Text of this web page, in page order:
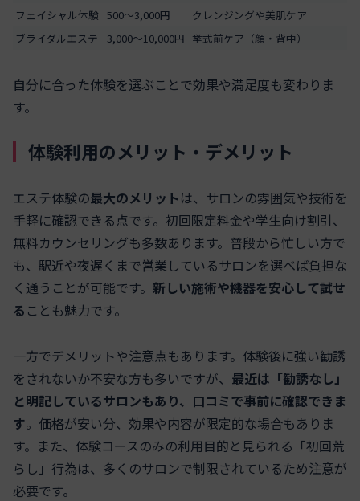
フェイシャル体験 500～3,000円
クレンジングや美肌ケア
ブライダルエステ
3,000～10,000円 挙式前ケア（顔・背中）
自分に合った体験を選ぶことで効果や満足度も変わりま
す。
体験利用のメリット・デメリット
エステ体験の最大のメリットは、サロンの雰囲気や技術を
手軽に確認できる点です。初回限定料金や学生向け割引、
無料カウンセリングも多数あります。普段から忙しい方で
も、駅近や夜遅くまで営業しているサロンを選べば負担な
く通うことが可能です。 新しい施術や機器を安心して試せ
る ことも魅力です。
一方でデメリットや注意点もあります。体験後に強い勧誘
をされないか不安な方も多いですが、 最近は「勧誘なし」
と明記しているサロンもあり、口コミで事前に確認できま
す。価格が安い分、効果や内容が限定的な場合もありま
す。また、体験コースのみの利用目的と見られる「初回荒
らし」行為は、多くのサロンで制限されているため注意が
必要です。